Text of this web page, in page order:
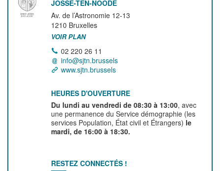
JOSSE-TEN-NOODE
Av. de l’Astronomie 12-13
1210 Bruxelles
VOIR PLAN
02 220 26 11
info@sjtn.brussels
www.sjtn.brussels
HEURES D'OUVERTURE
Du lundi au vendredi de 08:30 à 13:00, avec
une permanence du Service démographie (les
services Population, État civil et Étrangers) le
mardi, de 16:00 à 18:30.
RESTEZ CONNECTÉS !